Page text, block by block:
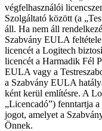
végfelhasználói
Szolgáltató között (a
áll. Ha nem áll
Szabvány EULA
licencét a Logitech
licencét a Harmadik Fél
EULA vagy a
a Szabvány EULA
ként kerül említésre. A
„Licencadó”) fenntartja
jogot, amelyet a
Önnek.